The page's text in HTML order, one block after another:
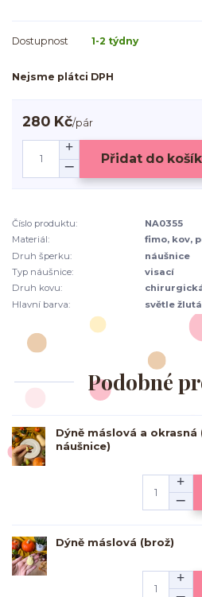
Dostupnost 1-2 týdny
Nejsme plátci DPH
280 Kč/pár
Přidat do
Číslo produktu:
NA0355
Materiál:
fimo, kov,
Druh šperku:
náušnice
Typ náušnice:
visací
Druh kovu:
Hlavní barva:
světle žlutá
Podobné
Dýně máslová a okrasná
náušnice)
Dýně máslová (brož)